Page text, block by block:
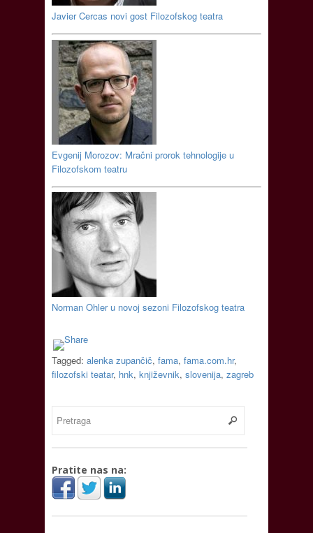
Javier Cercas novi gost Filozofskog teatra
Evgenij Morozov: Mračni prorok tehnologije u
Filozofskom teatru
Norman Ohler u novoj sezoni Filozofskog teatra
Tagged: alenka zupančič, fama, fama.com.hr,
filozofski teatar, hnk, književnik, slovenija, zagreb
Pratite nas na: